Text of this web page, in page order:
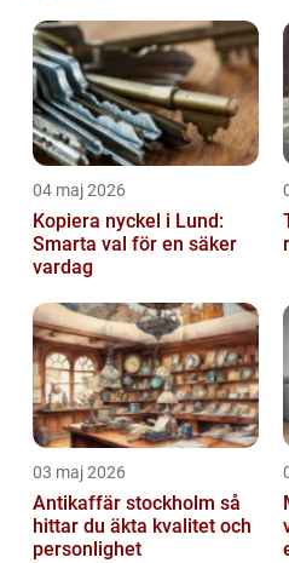
04 maj 2026
Kopiera nyckel i Lund:
Smarta val för en säker
vardag
03 maj 2026
Antikaffär stockholm så
hittar du äkta kvalitet och
personlighet